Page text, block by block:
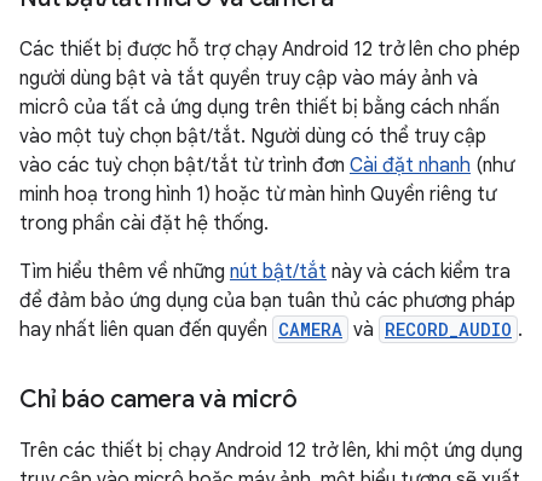
Các thiết bị được hỗ trợ chạy Android 12 trở lên cho phép
người dùng bật và tắt quyền truy cập vào máy ảnh và
micrô của tất cả ứng dụng trên thiết bị bằng cách nhấn
vào một tuỳ chọn bật/tắt. Người dùng có thể truy cập
vào các tuỳ chọn bật/tắt từ trình đơn Cài đặt nhanh (như
minh hoạ trong hình 1) hoặc từ màn hình Quyền riêng tư
trong phần cài đặt hệ thống.
Tìm hiểu thêm về những nút bật/tắt này và cách kiểm tra
để đảm bảo ứng dụng của bạn tuân thủ các phương pháp
hay nhất liên quan đến quyền CAMERA và RECORD_AUDIO .
Chỉ báo camera và micrô
Trên các thiết bị chạy Android 12 trở lên, khi một ứng dụng